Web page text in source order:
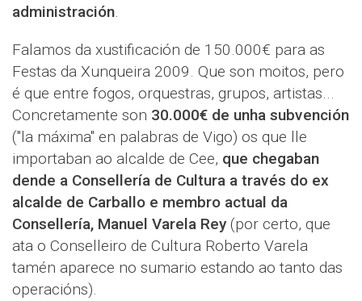
administración.
Falamos da xustificación de 150.000€ para as
Festas da Xunqueira 2009. Que son moitos, pero
é que entre fogos, orquestras, grupos, artistas...
Concretamente son 30.000€ de unha subvención
("la máxima" en palabras de Vigo) os que lle
importaban ao alcalde de Cee, que chegaban
dende a Consellería de Cultura a través do ex
alcalde de Carballo e membro actual da
Consellería, Manuel Varela Rey(por certo, que
ata o Conselleiro de Cultura Roberto Varela
tamén aparece no sumario estando ao tanto das
operacións).